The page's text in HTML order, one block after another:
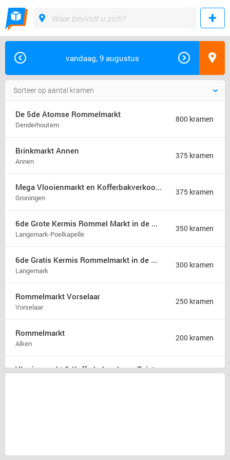
vandaag, 9 augustus
De 5de Atomse Rommelmarkt
Denderhoutem
800 kramen
Brinkmarkt Annen
Annen
375 kramen
Mega Vlooienmarkt en Kofferbakverkoop Groningen (mega markt)
Groningen
375 kramen
6de Grote Kermis Rommel Markt in de Madonna
Langemark-Poelkapelle
350 kramen
6de Gratis Kermis Rommelmarkt in de Madonna
Langemark
300 kramen
Rommelmarkt Vorselaar
Vorselaar
250 kramen
Rommelmarkt
Alken
200 kramen
Vlooienmarkt & Kofferbakverkoop Zeist 175 kramen